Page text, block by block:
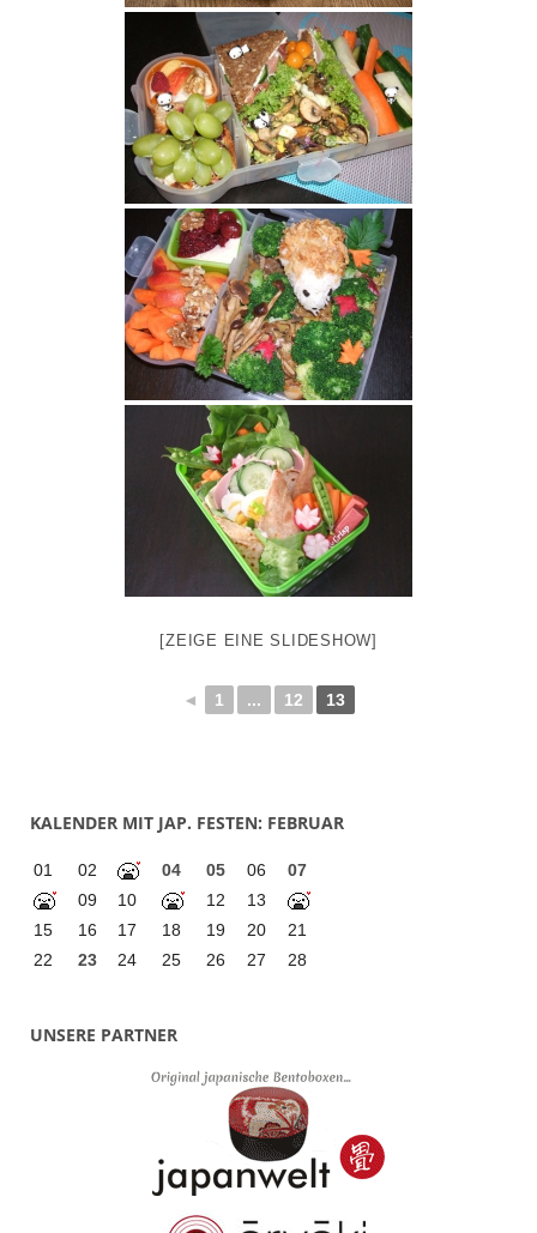
[ZEIGE EINE SLIDESHOW]
◄ 1 ... 12 13
KALENDER MIT JAP. FESTEN: FEBRUAR
01 02 04 05 06
07
09
10 12
13
15
16 17 18 19 20
21
22
23 24 25 26 27 28
UNSERE PARTNER